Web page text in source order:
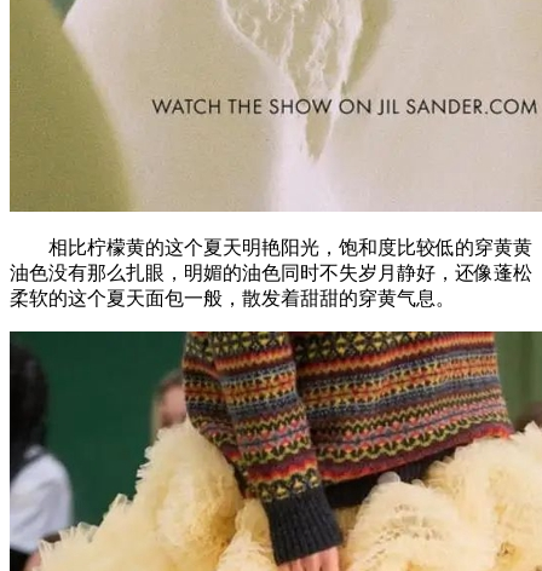
相比柠檬黄的这个夏天明艳阳光，饱和度比较低的穿黄黄
油色没有那么扎眼，明媚的油色同时不失岁月静好，还像蓬松
柔软的这个夏天面包一般，散发着甜甜的穿黄气息。